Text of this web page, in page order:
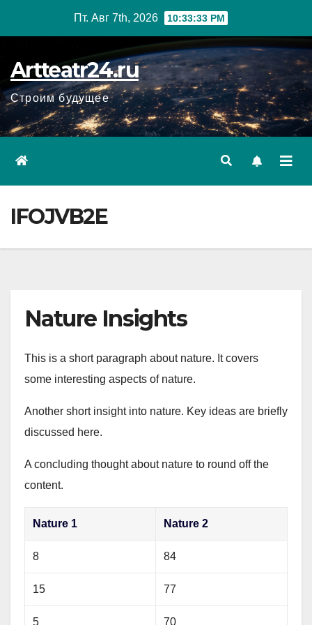
Пт. Авг 7th, 2026 10:33:34 PM
Artteatr24.ru
Строим будущее
IFOJVB2E
Nature Insights
This is a short paragraph about nature. It covers
some interesting aspects of nature.
Another short insight into nature. Key ideas are briefly
discussed here.
A concluding thought about nature to round off the
content.
Nature 1 Nature 2
8 84
15 77
5 70